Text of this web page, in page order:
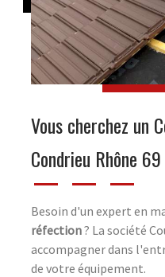
Vous cherchez un
Condrieu Rhône
Besoin d'un expert en
réfection? La société
accompagner dans
de votre équipement.